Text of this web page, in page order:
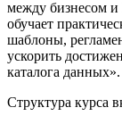
между бизнесом
обучает
шаблоны,
ускорить
каталога данных».
Структура курса